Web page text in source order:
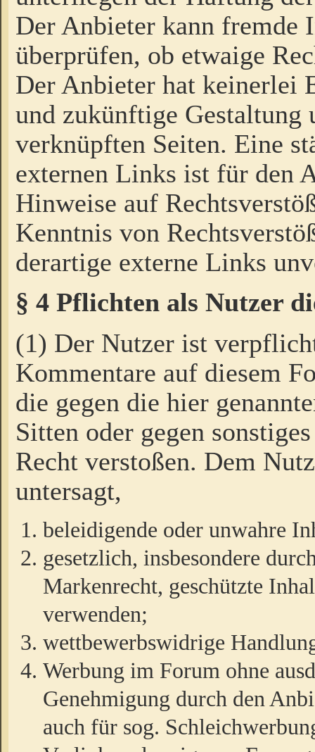
Der Anbieter kann fremde
überprüfen, ob etwaige
Der Anbieter hat keinerlei
und zukünftige Gestaltung
verknüpften Seiten. Eine
externen Links ist für den
Hinweise auf
Kenntnis von
derartige externe Links
§ 4 Pflichten als Nutzer
(1) Der Nutzer ist
Kommentare auf diesem
die gegen die hier
Sitten oder gegen
Recht verstoßen. Dem
untersagt,
beleidigende oder unwahre
gesetzlich, insbesondere
Markenrecht, geschützte
verwenden;
wettbewerbswidrige
Werbung im Forum ohne
Genehmigung durch den
auch für sog.